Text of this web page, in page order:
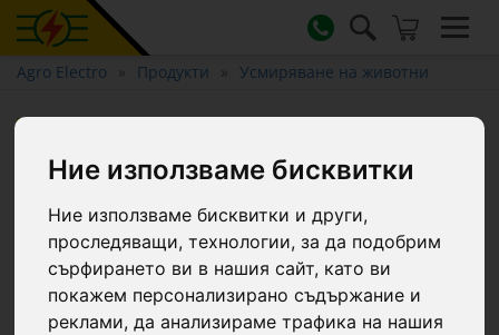
Ние използваме бисквитки
Ние използваме бисквитки и други,
проследяващи, технологии, за да подобрим
сърфирането ви в нашия сайт, като ви
покажем персонализирано съдържание и
реклами, да анализираме трафика на нашия
Agro Electro Продукти Усмиряване на животни